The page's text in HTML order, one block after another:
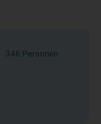
346 Personen